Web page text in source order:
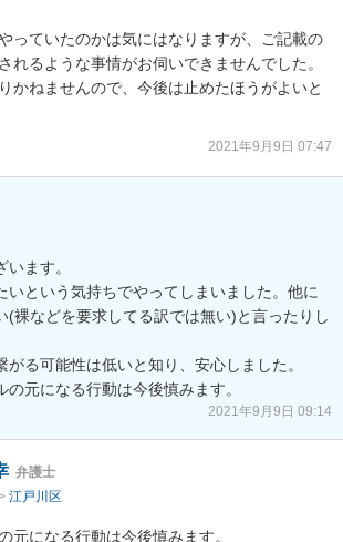
っていたのかは気にはなりますが、ご記載の
れるような事情がお伺いできませんでした。
かねませんので、今後は止めたほうがよいと
2021年9月9日 07:47
ます。
いという気持ちでやってしまいました。他に
(裸などを要求してる訳では無い)と言ったりし
がる可能性は低いと知り、安心しました。
の元になる行動は今後慎みます。
2021年9月9日 09:14
弁護士
江戸川区
元になる行動は今後慎みます。